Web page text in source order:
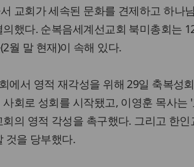
교회가 세속된 문화를 견제하고 하나
했다. 순복음세계선교회 북미총회는
월 말 현재)이 속해 있다.
에서 영적 재각성을 위해 29일 축복성
회로 성회를 시작됐고, 이영훈 목사는
의 영적 각성을 촉구했다. 그리고 한인
것을 당부했다.